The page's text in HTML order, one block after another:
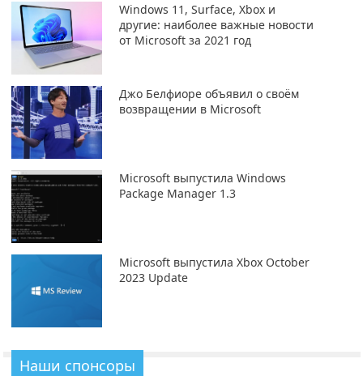
Windows 11, Surface, Xbox и
другие: наиболее важные новости
от Microsoft за 2021 год
Джо Белфиоре объявил о своём
возвращении в Microsoft
Microsoft выпустила Windows
Package Manager 1.3
Microsoft выпустила Xbox October
2023 Update
Наши спонсоры